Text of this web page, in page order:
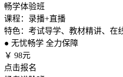
畅学体验班
课程：录播+直播
特色：考试导学、教材精讲、在
● 无忧畅学 全力保障
￥ 98元
点击报名